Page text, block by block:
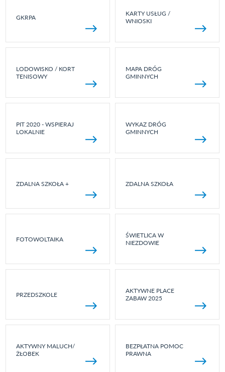
GKRPA
KARTY USŁUG /
WNIOSKI
LODOWISKO / KORT
TENISOWY
MAPA DRÓG
GMINNYCH
PIT 2020 - WSPIERAJ
LOKALNIE
WYKAZ DRÓG
GMINNYCH
ZDALNA SZKOŁA + ZDALNA SZKOŁA
FOTOWOLTAIKA
ŚWIETLICA W
NIEZDOWIE
PRZEDSZKOLE
AKTYWNE PLACE
ZABAW 2025
AKTYWNY MALUCH/
ŻŁOBEK
BEZPŁATNA POMOC
PRAWNA